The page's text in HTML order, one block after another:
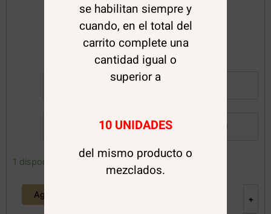
Clique
Top Gold Diamond 12 ml. Clique
Al Detalle:
Por Mayor: 9.800
1 disponibles
-
Top
Diamond
ml.
+
Agregar al carrito
se habilitan siempre y
cuando, en el total del
carrito complete una
cantidad igual o
superior a
10 UNIDADES
del mismo producto o
mezclados.